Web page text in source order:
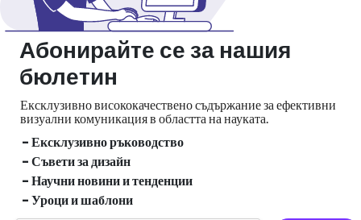
Абонирайте се за нашия
бюлетин
Ексклузивно висококачествено съдържание за ефективни
визуални комуникация в областта на науката.
- Ексклузивно ръководство
- Съвети за дизайн
- Научни новини и тенденции
- Уроци и шаблони